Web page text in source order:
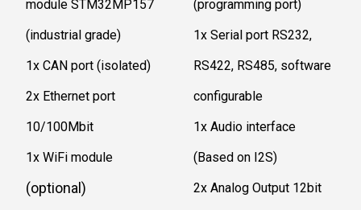
module STM32MP157
(industrial grade)
1x CAN port (isolated)
2x Ethernet port
10/100Mbit
1x WiFi module
(optional)
(programming port)
1x Serial port RS232,
RS422, RS485, software
configurable
1x Audio interface
(Based on I2S)
2x Analog Output 12bit